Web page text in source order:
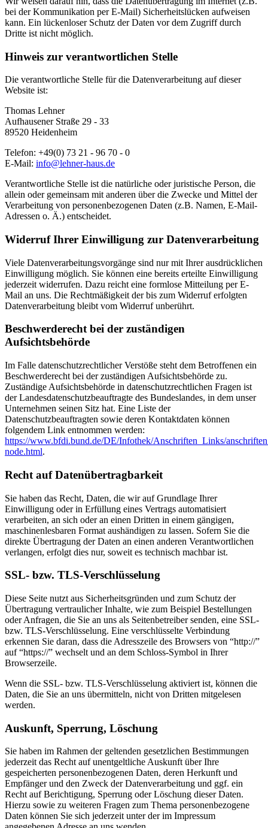
bei der Kommunikation per E-Mail) Sicherheitslücken aufweisen
kann. Ein lückenloser Schutz der Daten vor dem Zugriff durch
Dritte ist nicht möglich.
Hinweis zur verantwortlichen Stelle
Die verantwortliche Stelle für die Datenverarbeitung auf dieser
Website ist:
Thomas Lehner
Aufhausener Straße 29 - 33
89520 Heidenheim
Telefon: +49(0) 73 21 - 96 70 - 0
E-Mail: info@lehner-haus.de
Verantwortliche Stelle ist die natürliche oder juristische Person, die
allein oder gemeinsam mit anderen über die Zwecke und Mittel der
Verarbeitung von personenbezogenen Daten (z.B. Namen, E-Mail-
Adressen o. Ä.) entscheidet.
Widerruf Ihrer Einwilligung zur Datenverarbeitung
Viele Datenverarbeitungsvorgänge sind nur mit Ihrer ausdrücklichen
Einwilligung möglich. Sie können eine bereits erteilte Einwilligung
jederzeit widerrufen. Dazu reicht eine formlose Mitteilung per E-
Mail an uns. Die Rechtmäßigkeit der bis zum Widerruf erfolgten
Datenverarbeitung bleibt vom Widerruf unberührt.
Beschwerderecht bei der zuständigen
Aufsichtsbehörde
Im Falle datenschutzrechtlicher Verstöße steht dem Betroffenen ein
Beschwerderecht bei der zuständigen Aufsichtsbehörde zu.
Zuständige Aufsichtsbehörde in datenschutzrechtlichen Fragen ist
der Landesdatenschutzbeauftragte des Bundeslandes, in dem unser
Unternehmen seinen Sitz hat. Eine Liste der
Datenschutzbeauftragten sowie deren Kontaktdaten können
folgendem Link entnommen werden:
https://www.bfdi.bund.de/DE/Infothek/Anschriften_Links/
node.html.
Recht auf Datenübertragbarkeit
Sie haben das Recht, Daten, die wir auf Grundlage Ihrer
Einwilligung oder in Erfüllung eines Vertrags automatisiert
verarbeiten, an sich oder an einen Dritten in einem gängigen,
maschinenlesbaren Format aushändigen zu lassen. Sofern Sie die
direkte Übertragung der Daten an einen anderen Verantwortlichen
verlangen, erfolgt dies nur, soweit es technisch machbar ist.
SSL- bzw. TLS-Verschlüsselung
Diese Seite nutzt aus Sicherheitsgründen und zum Schutz der
Übertragung vertraulicher Inhalte, wie zum Beispiel Bestellungen
oder Anfragen, die Sie an uns als Seitenbetreiber senden, eine SSL-
bzw. TLS-Verschlüsselung. Eine verschlüsselte Verbindung
erkennen Sie daran, dass die Adresszeile des Browsers von “http://”
auf “https://” wechselt und an dem Schloss-Symbol in Ihrer
Browserzeile.
Wenn die SSL- bzw. TLS-Verschlüsselung aktiviert ist, können die
Daten, die Sie an uns übermitteln, nicht von Dritten mitgelesen
werden.
Auskunft, Sperrung, Löschung
Sie haben im Rahmen der geltenden gesetzlichen Bestimmungen
jederzeit das Recht auf unentgeltliche Auskunft über Ihre
gespeicherten personenbezogenen Daten, deren Herkunft und
Empfänger und den Zweck der Datenverarbeitung und ggf. ein
Recht auf Berichtigung, Sperrung oder Löschung dieser Daten.
Hierzu sowie zu weiteren Fragen zum Thema personenbezogene
Daten können Sie sich jederzeit unter der im Impressum